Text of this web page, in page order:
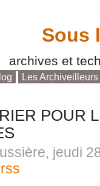
Sous
archives et
Les Archiveilleurs
POUR
jeudi
rss